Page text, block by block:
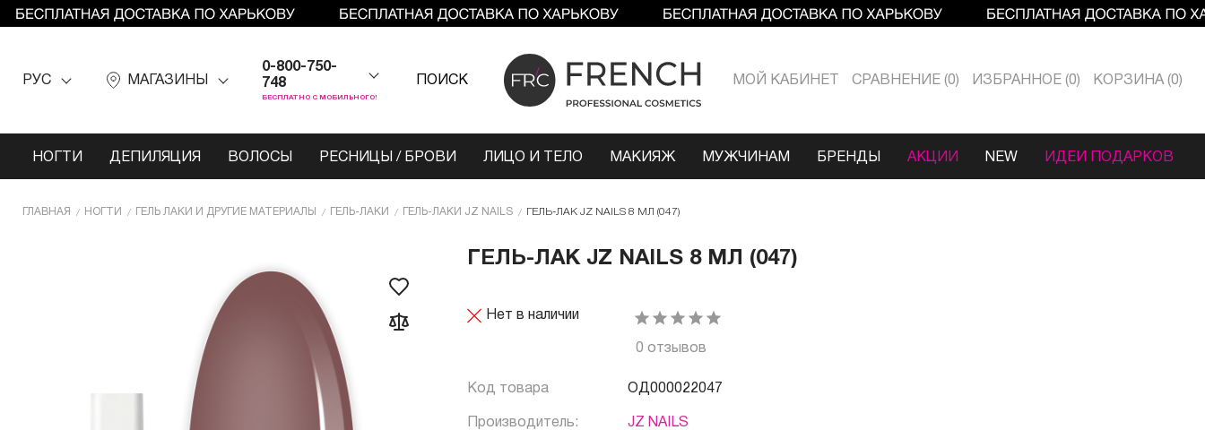
РУС МАГАЗИНЫ
0-800-750-
748
БЕСПЛАТНО С МОБИЛЬНОГО!
ПОИСК МОЙ КАБИНЕТ СРАВНЕНИЕ 0 ИЗБРАННОЕ 0 КОРЗИНА 0
НОГТИ ДЕПИЛЯЦИЯ ВОЛОСЫ РЕСНИЦЫ / БРОВИ ЛИЦО И ТЕЛО МАКИЯЖ МУЖЧИНАМ БРЕНДЫ АКЦИИ NEW ИДЕИ ПОДАРКОВ
ГЛАВНАЯ НОГТИ ГЕЛЬ ЛАКИ И ДРУГИЕ МАТЕРИАЛЫ ГЕЛЬ-ЛАКИ ГЕЛЬ-ЛАКИ JZ NAILS ГЕЛЬ-ЛАК JZ NAILS 8 МЛ (047)
ГЕЛЬ-ЛАК JZ NAILS 8 МЛ (047)
Нет в наличии
0 отзывов
Код товара ОД000022047
Производитель: JZ NAILS